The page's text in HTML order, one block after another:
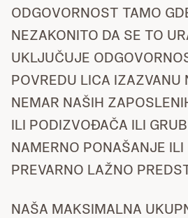
ODGOVORNOST TAMO
NEZAKONITO DA SE TO
UKLJUČUJE
POVREDU LICA IZAZVANU
NEMAR NAŠIH
ILI PODIZVOĐAČA ILI
NAMERNO PONAŠANJE ILI
PREVARNO LAŽNO
NAŠA MAKSIMALNA